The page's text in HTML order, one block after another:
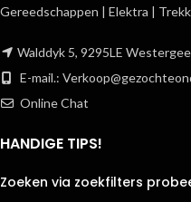
Gereedschappen | Elektra |
Walddyk 5, 9295LE
E-mail.:
Online Chat
HANDIGE TIPS!
Zoeken via zoekfilters